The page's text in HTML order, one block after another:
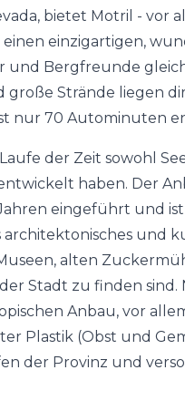
bietet Motril - vor
einzigartigen,
und Bergfreunde
Strände liegen
nur 70 Autominuten
der Zeit sowohl
haben. Der
eingeführt und
und
alten
Stadt zu finden
Anbau, vor
Plastik (Obst und
der Provinz und